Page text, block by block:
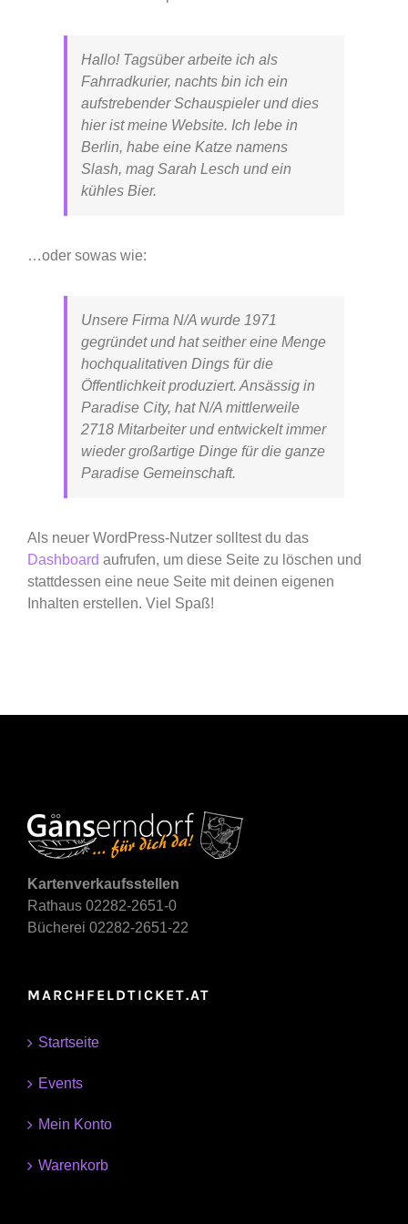
Hallo! Tagsüber arbeite ich als
Fahrradkurier, nachts bin ich ein
aufstrebender Schauspieler und dies
hier ist meine Website. Ich lebe in
Berlin, habe eine Katze namens
Slash, mag Sarah Lesch und ein
kühles Bier.
…oder sowas wie:
Unsere Firma N/A wurde 1971
gegründet und hat seither eine Menge
hochqualitativen Dings für die
Öffentlichkeit produziert. Ansässig in
Paradise City, hat N/A mittlerweile
2718 Mitarbeiter und entwickelt immer
wieder großartige Dinge für die ganze
Paradise Gemeinschaft.
Als neuer WordPress-Nutzer solltest du das
Dashboard aufrufen, um diese Seite zu löschen und
stattdessen eine neue Seite mit deinen eigenen
Inhalten erstellen. Viel Spaß!
Kartenverkaufsstellen
Rathaus 02282-2651-0
Bücherei 02282-2651-22
MARCHFELDTICKET.AT
Startseite
Events
Mein Konto
Warenkorb